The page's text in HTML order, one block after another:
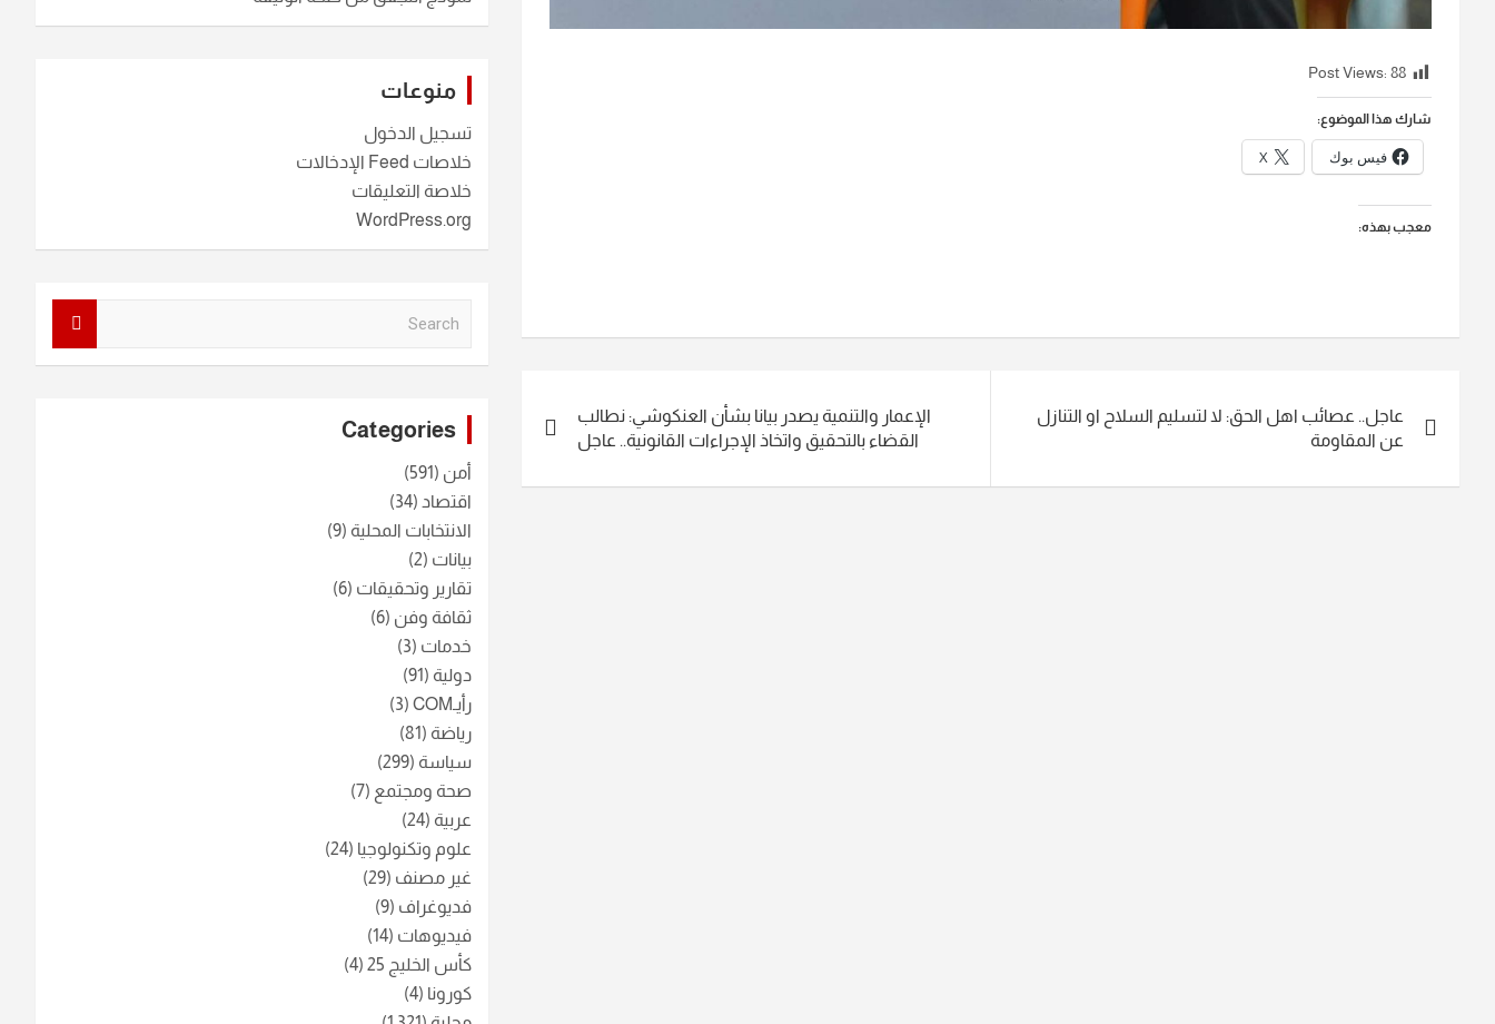
Post Views: 88
شارك هذا الموضوع:
فيس بوك X
معجب بهذه:
المقالات
عاجل.. عصائب اهل الحق: لا لتسليم السلاح او التنازل
عن المقاومة
الإعمار والتنمية يصدر بيانا بشأن العنكوشي: نطالب
القضاء بالتحقيق واتخاذ الإجراءات القانونية.. عاجل
منوعات
تسجيل الدخول
خلاصات Feed الإدخالات
خلاصة التعليقات
WordPress.org
Categories
أمن (591)
اقتصاد (34)
الانتخابات المحلية (9)
بيانات (2)
تقارير وتحقيقات (6)
ثقافة وفن (6)
خدمات (3)
دولية (91)
رأيـCOM
(3)
رياضة (81)
سياسة (299)
صحة ومجتمع (7)
عربية (24)
علوم وتكنولوجيا (24)
غير مصنف (29)
فديوغراف (9)
فيديوهات (14)
كأس الخليج 25
(4)
كورونا (4)